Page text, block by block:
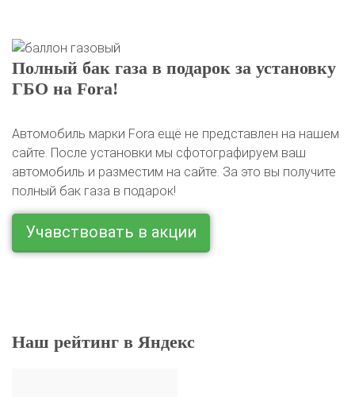
Полный бак газа в подарок за установку
ГБО на Fora!
Автомобиль марки Fora ещё не представлен на нашем
сайте. После установки мы сфотографируем ваш
автомобиль и разместим на сайте. За это вы получите
полный бак газа в подарок!
Учавствовать в акции
Наш рейтинг в Яндекс